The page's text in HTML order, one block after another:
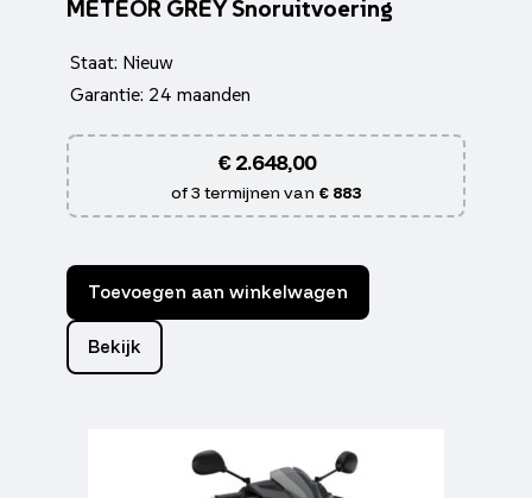
METEOR GREY Snoruitvoering
Staat: Nieuw
Garantie: 24 maanden
€2.648,00
of 3 termijnen van € 883
Toevoegen aan winkelwagen
Bekijk